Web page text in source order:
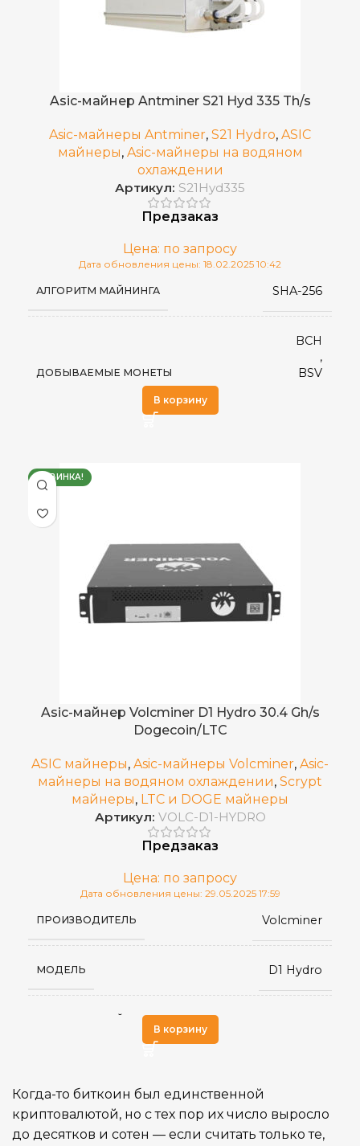
УРОВЕНЬ ШУМА 75 дБ
ДАТА ВЫХОДА(РЕЛИЗ) июнь 2024 г
РАЗМЕРЫ УСТРОЙСТВА, ММ 400 x 195 x 290
ГАБАРИТЫ КОРОБКИ
ВЕС НЕТТО, КГ 14,1
15,9
РАБОЧАЯ ТЕМПЕРАТУРА
МОДЕЛЬ
СЕТЕВОЕ ПОДКЛЮЧЕНИЕ RJ45 Ethernet
СТРАНА ПРОИЗВОДСТВА
Asic-майнер Antminer S21 Hyd 335 Th/s
Asic-майнеры Antminer, S21 Hydro, ASIC
майнеры, Asic-майнеры на водяном
охлаждении
Артикул: S21Hyd335
Предзаказ
Цена: по запросу
Дата обновления цены: 18.02.2025 10:42
АЛГОРИТМ МАЙНИНГА SHA-256
ДОБЫВАЕМЫЕ МОНЕТЫ
BCH
,
BSV
ЭНЕРГОЭФФЕКТИВНОСТЬ
ПРОИЗВОДИТЕЛЬ Antminer
УРОВЕНЬ ШУМА 25 дБ
РАЗМЕРЫ УСТРОЙСТВА, ММ 339 x 163 x 207
В корзину
НОВИНКА!
Asic-майнер Volcminer D1 Hydro 30.4 Gh/s
Dogecoin/LTC
ASIC майнеры, Asic-майнеры Volcminer, Asic-
майнеры на водяном охлаждении, Scrypt
майнеры, LTC и DOGE майнеры
Артикул: VOLC-D1-HYDRO
Предзаказ
Цена: по запросу
Дата обновления цены: 29.05.2025 17:59
ПРОИЗВОДИТЕЛЬ Volcminer
МОДЕЛЬ D1 Hydro
АЛГОРИТМ МАЙНИНГА
БЛОК ПИТАНИЯ Встроенный
В корзину
Когда-то биткоин был единственной
криптовалютой, но с тех пор их число выросло
до десятков и сотен — если считать только те,